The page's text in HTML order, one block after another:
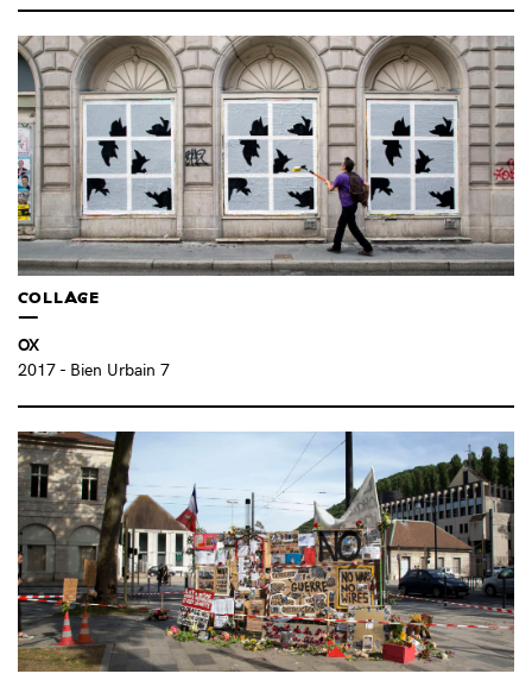
COLLAGE
OX
2017 - Bien Urbain 7